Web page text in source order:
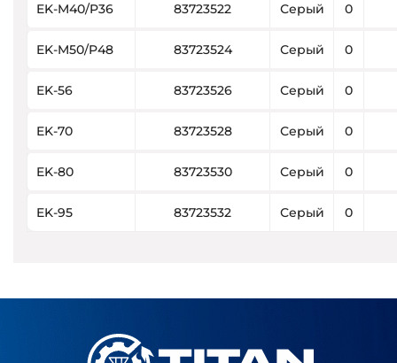
EK-M40/P36 83723522 Серый 0
EK-M50/P48 83723524 Серый 0
EK-56 83723526 Серый 0
EK-70 83723528 Серый 0
EK-80 83723530 Серый 0
EK-95 83723532 Серый 0